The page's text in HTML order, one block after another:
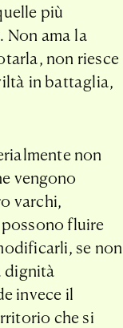
più
Non ama la
non riesce
in battaglia,
non
vengono
varchi,
fluire
se non
dignità
invece il
che si